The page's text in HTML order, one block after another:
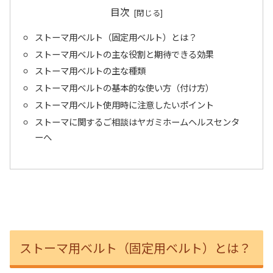
目次
ストーマ用ベルト（固定用ベルト）とは？
ストーマ用ベルトの主な役割と期待できる効果
ストーマ用ベルトの主な種類
ストーマ用ベルトの基本的な使い方（付け方）
ストーマ用ベルト使用時に注意したいポイント
ストーマに関するご相談はヤガミホームヘルスセンタ
ーへ
ストーマ用ベルト（固定用ベルト）とは？